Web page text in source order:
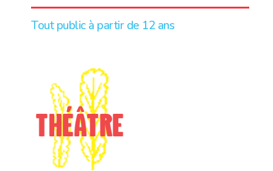
Tout public à partir de 12 ans